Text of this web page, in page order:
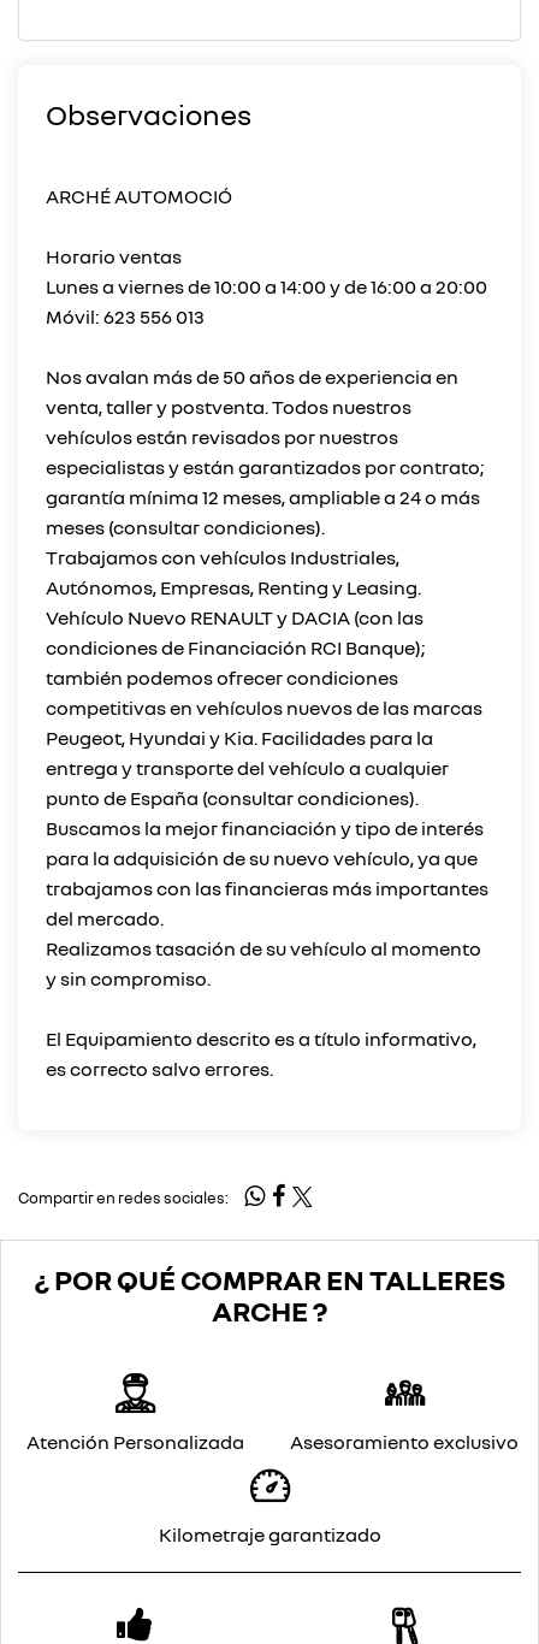
Observaciones
ARCHÉ AUTOMOCIÓ
Horario ventas
Lunes a viernes de 10:00 a 14:00 y de 16:00 a 20:00
Móvil: 623 556 013
Nos avalan más de 50 años de experiencia en
venta, taller y postventa. Todos nuestros
vehículos están revisados por nuestros
especialistas y están garantizados por contrato;
garantía mínima 12 meses, ampliable a 24 o más
meses (consultar condiciones).
Trabajamos con vehículos Industriales,
Autónomos, Empresas, Renting y Leasing.
Vehículo Nuevo RENAULT y DACIA (con las
condiciones de Financiación RCI Banque);
también podemos ofrecer condiciones
competitivas en vehículos nuevos de las marcas
Peugeot, Hyundai y Kia. Facilidades para la
entrega y transporte del vehículo a cualquier
punto de España (consultar condiciones).
Buscamos la mejor financiación y tipo de interés
para la adquisición de su nuevo vehículo, ya que
trabajamos con las financieras más importantes
del mercado.
Realizamos tasación de su vehículo al momento
y sin compromiso.
El Equipamiento descrito es a título informativo,
Compartir en redes sociales:
¿ POR QUÉ COMPRAR EN TALLERES
ARCHE ?
Atención Personalizada Asesoramiento exclusivo
Kilometraje garantizado